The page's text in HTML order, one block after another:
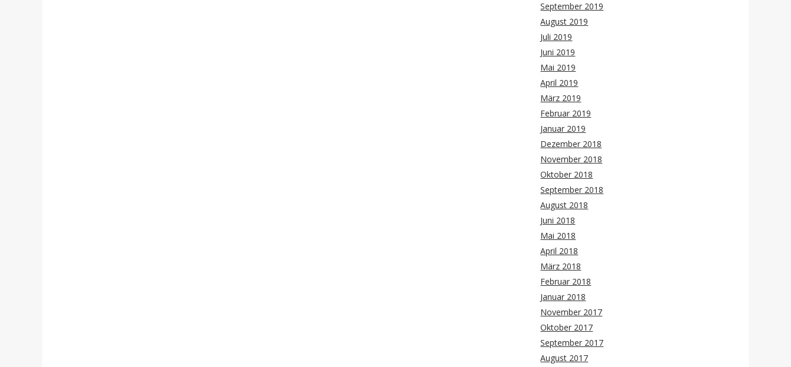
September 2019
August 2019
Juli 2019
Juni 2019
Mai 2019
April 2019
März 2019
Februar 2019
Januar 2019
Dezember 2018
November 2018
Oktober 2018
September 2018
August 2018
Juni 2018
Mai 2018
April 2018
März 2018
Februar 2018
Januar 2018
November 2017
Oktober 2017
September 2017
August 2017